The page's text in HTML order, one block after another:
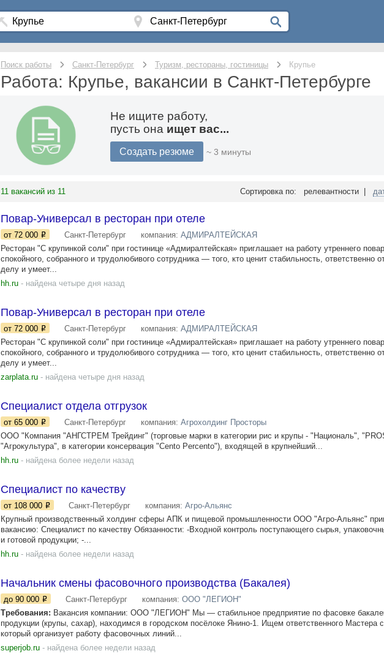
Поиск работы Санкт-Петербург Туризм, рестораны, гостиницы Крупье
Работа: Крупье, вакансии в Санкт-Петербурге
Не ищите работу,
пусть она ищет вас...
Создать резюме ~ 3 минуты
11 вакансий из 11 Сортировка по: релевантности |
Повар-Универсал в ресторан при отеле
от 72 000 Санкт-Петербург компания: АДМИРАЛТЕЙСКАЯ
Ресторан "С крупинкой соли" при гостинице «Адмиралтейская» приглашает на работу утреннего
спокойного, собранного и трудолюбивого сотрудника — того, кто ценит стабильность, ответственно
делу и умеет...
hh.ru - найдена четыре дня назад
Повар-Универсал в ресторан при отеле
от 72 000 Санкт-Петербург компания: АДМИРАЛТЕЙСКАЯ
Ресторан "С крупинкой соли" при гостинице «Адмиралтейская» приглашает на работу утреннего
спокойного, собранного и трудолюбивого сотрудника — того, кто ценит стабильность, ответственно
делу и умеет...
zarplata.ru - найдена четыре дня назад
Специалист отдела отгрузок
от 65 000 Санкт-Петербург компания: Агрохолдинг Просторы
ООО "Компания "АНГСТРЕМ Трейдинг" (торговые марки в категории рис и крупы - "Националь",
"Агрокультура", в категории консервация "Cento Percento"), входящей в крупнейший...
hh.ru - найдена более недели назад
Специалист по качеству
от 108 000 Санкт-Петербург компания: Агро-Альянс
Крупный производственный холдинг сферы АПК и пищевой промышленности ООО "Агро-Альянс"
вакансию: Специалист по качеству Обязанности: -Входной контроль поступающего сырья,
и готовой продукции; -...
hh.ru - найдена более недели назад
Начальник смены фасовочного производства (Бакалея)
до 90 000 Санкт-Петербург компания: ООО "ЛЕГИОН"
Требования: Вакансия компании: ООО "ЛЕГИОН" Мы — стабильное предприятие по фасовке
продукции (крупы, сахар), находимся в городском посёлоке Янино-1. Ищем ответственного Мастера
который организует работу фасовочных линий...
superjob.ru - найдена более недели назад